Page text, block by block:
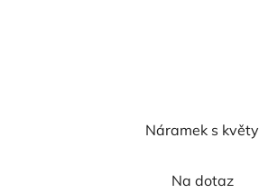
Náramek s květy
Na dotaz